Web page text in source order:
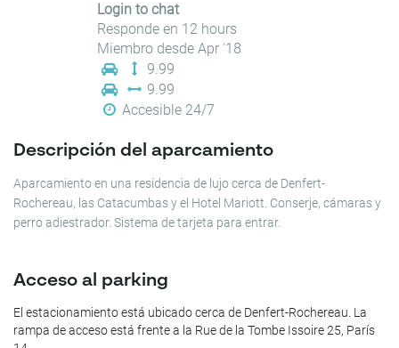
Login to chat
Responde en 12 hours
Miembro desde Apr '18
9.99
9.99
Accesible 24/7
Descripción del aparcamiento
Aparcamiento en una residencia de lujo cerca de Denfert-
Rochereau, las Catacumbas y el Hotel Mariott. Conserje, cámaras y
perro adiestrador. Sistema de tarjeta para entrar.
Acceso al parking
El estacionamiento está ubicado cerca de Denfert-Rochereau. La
rampa de acceso está frente a la Rue de la Tombe Issoire 25, París